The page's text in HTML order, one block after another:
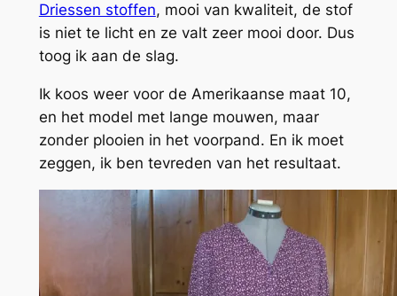
Driessen stoffen, mooi van kwaliteit, de stof
is niet te licht en ze valt zeer mooi door. Dus
toog ik aan de slag.
Ik koos weer voor de Amerikaanse maat 10,
en het model met lange mouwen, maar
zonder plooien in het voorpand. En ik moet
zeggen, ik ben tevreden van het resultaat.